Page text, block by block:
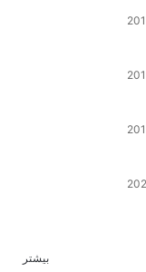
بیشتر